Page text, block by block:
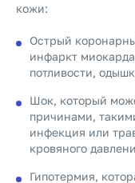
кожи:
Острый
инфаркт
потливости,
Шок, который
причинами,
инфекция или
кровяного
Гипотермия,